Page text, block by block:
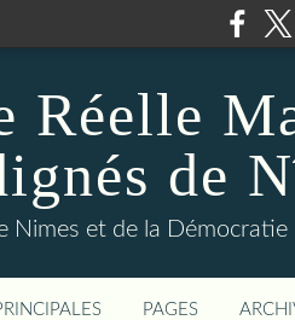
Réelle
de
Nimes et de la
PAGES